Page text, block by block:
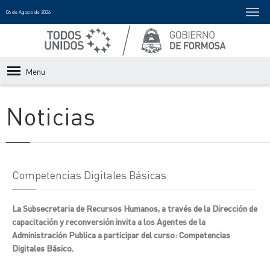
06 de Agosto de 2026
Menu
Noticias
Competencias Digitales Básicas
La Subsecretaria de Recursos Humanos, a través de la Dirección de
capacitación y reconversión invita a los Agentes de la
Administración Publica a participar del curso: Competencias
Digitales Básico.